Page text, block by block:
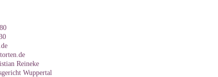
Reineke
Wuppertal